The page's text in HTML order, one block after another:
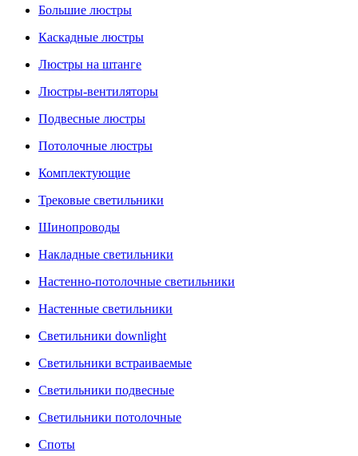
Большие люстры
Каскадные люстры
Люстры на штанге
Люстры-вентиляторы
Подвесные люстры
Потолочные люстры
Комплектующие
Трековые светильники
Шинопроводы
Накладные светильники
Настенно-потолочные светильники
Настенные светильники
Светильники downlight
Светильники встраиваемые
Светильники подвесные
Светильники потолочные
Споты